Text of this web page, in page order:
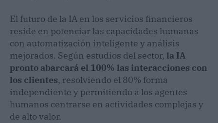
El futuro de la IA en los servicios financieros
reside en potenciar las capacidades humanas
con automatización inteligente y análisis
mejorados. Según estudios del sector, la IA
pronto abarcará el 100% las interacciones con
los clientes, resolviendo el 80% forma
independiente y permitiendo a los agentes
humanos centrarse en actividades complejas y
de alto valor.